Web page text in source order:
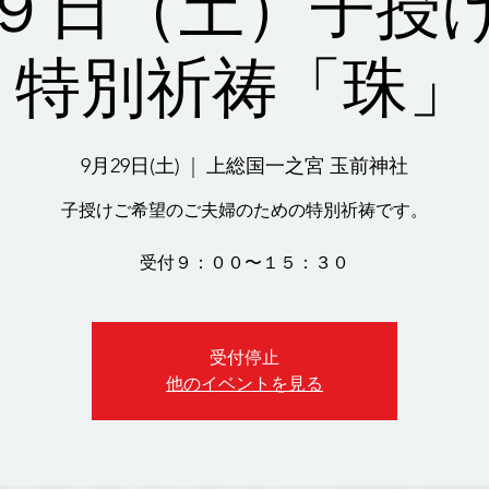
特別祈祷「珠」
9月29日(土) 上総国一之宮 玉前神社
子授けご希望のご夫婦のための特別祈祷です。
受付９：００〜１５：３０
受付停止
他のイベントを見る